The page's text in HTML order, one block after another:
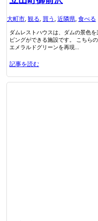
大町市, 観る, 買う , 近隣県, 食べる
ダムレストハウスは、ダムの景色
ピングができる施設です。 こちら
エメラルドグリーンを再現...
記事を読む